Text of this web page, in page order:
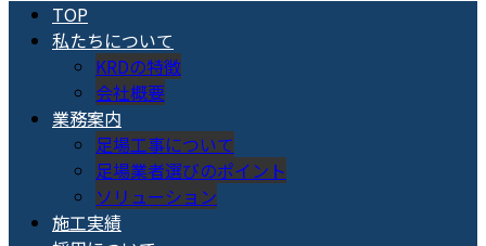
TOP
私たちについて
KRDの特徴
会社概要
業務案内
足場工事について
足場業者選びのポイント
ソリューション
施工実績